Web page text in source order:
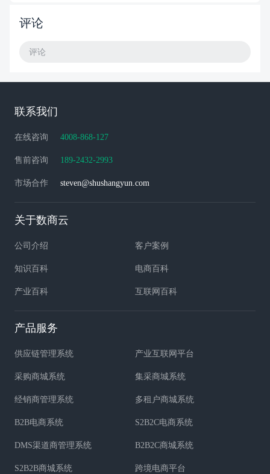
评论
评论
联系我们
在线咨询 4008-868-127
售前咨询 189-2432-2993
市场合作 steven@shushangyun.com
关于数商云
公司介绍 客户案例
知识百科 电商百科
产业百科 互联网百科
产品服务
供应链管理系统 产业互联网平台
采购商城系统 集采商城系统
经销商管理系统 多租户商城系统
B2B电商系统 S2B2C电商系统
DMS渠道商管理系统 B2B2C商城系统
S2B2B商城系统 跨境电商平台